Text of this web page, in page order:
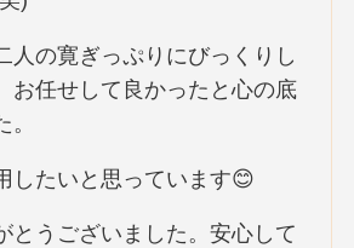
人の寛ぎっぷりにびっくりし
お任せして良かったと心の底
したいと思っています😊
とうございました。安心して